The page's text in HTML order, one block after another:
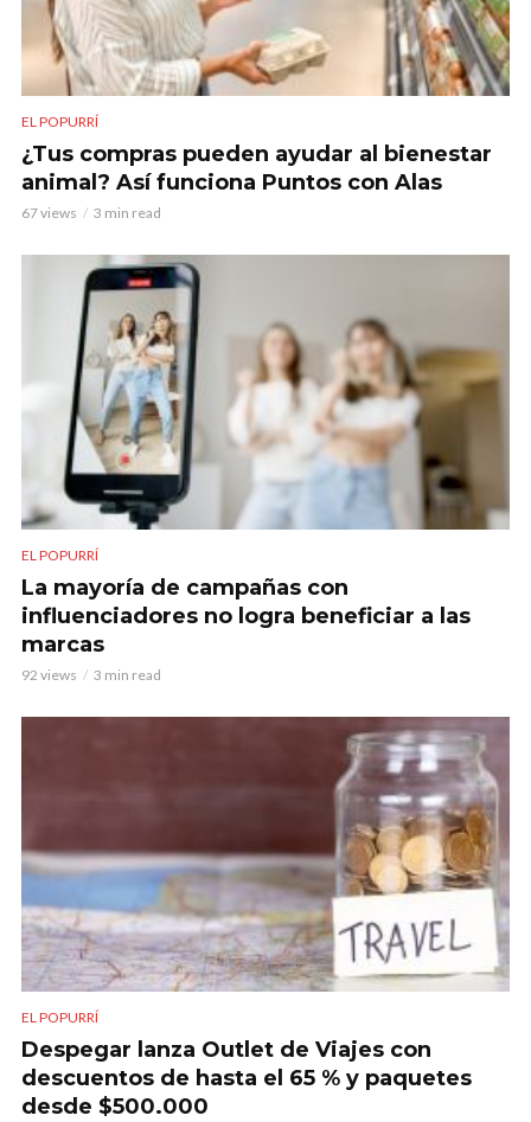
EL POPURRÍ
¿Tus compras pueden ayudar al bienestar
animal? Así funciona Puntos con Alas
67 views 3 min read
EL POPURRÍ
La mayoría de campañas con
influenciadores no logra beneficiar a las
marcas
92 views 3 min read
EL POPURRÍ
Despegar lanza Outlet de Viajes con
descuentos de hasta el 65 % y paquetes
desde $500.000